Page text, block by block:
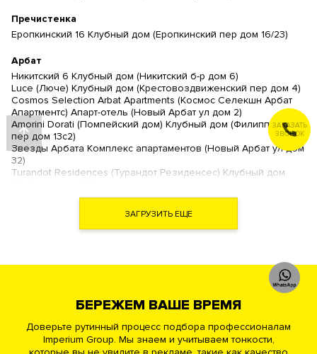
Пречистенка
Еропкинский 16 Клубный дом (Еропкинский пер дом 16/23)
Арбат
Никитский 6 Клубный дом (Никитский б-р дом 6)
Luce (Люче) Клубный дом (Крестовоздвиженский пер дом 4)
Cosmos Selection Arbat Apartments (Космос Селекшн Арбат
Апартментс) Апарт-отель (Новый Арбат ул дом 2)
Amorini Dorati (Помпейский дом) Клубный дом (Филипповский
пер дом 13с2)
Звезды Арбата Комплекс апартаментов (Новый Арбат ул дом
32)
Turandot Residences (Турандот Резиденсес) Клубный дом
Artisan (Артизан) Клубный дом (Арбат ул дом 39)
Дом Наркомфина (Новинский б-р дом 25 )
Дом на Хлебном (Хлебный пер дом 19)
The Book (Зе Бук) Комплекс апартаментов (Новый Арбат ул
б-р дом 12)
Большая Никитская 45 Клубный дом (Никитская Б. ул дом 45)
Академия Клубный дом (Нащокинский пер дом 7)
Рахманинов Клубный дом (Кисловский М. пер дом 3)
Театральный Дом Премиум квартал (Поварская ул дом 8/1)
ЗАГРУЗИТЬ ЕЩЕ
БЕРЕЖЕМ ВАШЕ ВРЕМЯ
Доверьте рутинный процесс подбора профессионалам
Imperium Group. Мы знаем и учитываем тонкости,
ЗАКАЗАТЬ
ЗВОНОК